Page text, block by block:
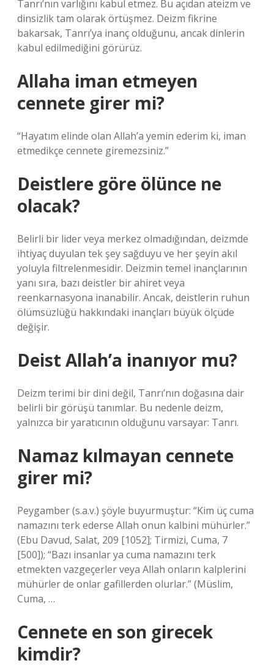
Tanrı’nın varlığını kabul etmez. Bu açıdan ateizm ve
dinsizlik tam olarak örtüşmez. Deizm fikrine
bakarsak, Tanrı’ya inanç olduğunu, ancak dinlerin
kabul edilmediğini görürüz.
Allaha iman etmeyen
cennete girer mi?
“Hayatım elinde olan Allah’a yemin ederim ki, iman
etmedikçe cennete giremezsiniz.”
Deistlere göre ölünce ne
olacak?
Belirli bir lider veya merkez olmadığından, deizmde
ihtiyaç duyulan tek şey sağduyu ve her şeyin akıl
yoluyla filtrelenmesidir. Deizmin temel inançlarının
yanı sıra, bazı deistler bir ahiret veya
reenkarnasyona inanabilir. Ancak, deistlerin ruhun
ölümsüzlüğü hakkındaki inançları büyük ölçüde
değişir.
Deist Allah’a inanıyor mu?
Deizm terimi bir dini değil, Tanrı’nın doğasına dair
belirli bir görüşü tanımlar. Bu nedenle deizm,
yalnızca bir yaratıcının olduğunu varsayar: Tanrı.
Namaz kılmayan cennete
girer mi?
Peygamber (s.a.v.) şöyle buyurmuştur: “Kim üç cuma
namazını terk ederse Allah onun kalbini mühürler.”
(Ebu Davud, Salat, 209 [1052]; Tirmizi, Cuma, 7
[500]); “Bazı insanlar ya cuma namazını terk
etmekten vazgeçerler veya Allah onların kalplerini
mühürler de onlar gafillerden olurlar.” (Müslim,
Cuma, …
Cennete en son girecek
kimdir?